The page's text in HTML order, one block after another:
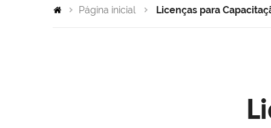
Página inicial Licenças para